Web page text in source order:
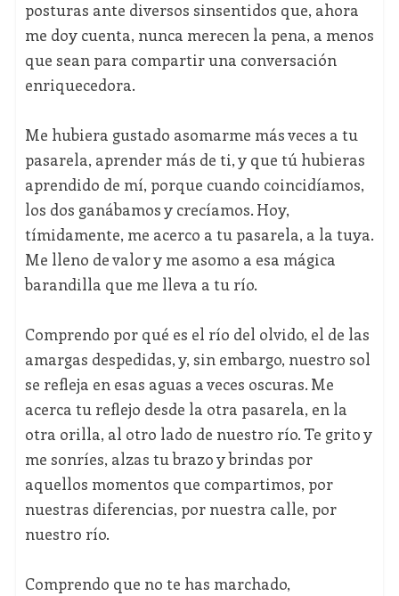
posturas ante diversos sinsentidos que, ahora
me doy cuenta, nunca merecen la pena, a menos
que sean para compartir una conversación
enriquecedora.
Me hubiera gustado asomarme más veces a tu
pasarela, aprender más de ti, y que tú hubieras
aprendido de mí, porque cuando coincidíamos,
los dos ganábamos y crecíamos. Hoy,
tímidamente, me acerco a tu pasarela, a la tuya.
Me lleno de valor y me asomo a esa mágica
barandilla que me lleva a tu río.
Comprendo por qué es el río del olvido, el de las
amargas despedidas, y, sin embargo, nuestro sol
se refleja en esas aguas a veces oscuras. Me
acerca tu reflejo desde la otra pasarela, en la
otra orilla, al otro lado de nuestro río. Te grito y
me sonríes, alzas tu brazo y brindas por
aquellos momentos que compartimos, por
nuestras diferencias, por nuestra calle, por
nuestro río.
Comprendo que no te has marchado,